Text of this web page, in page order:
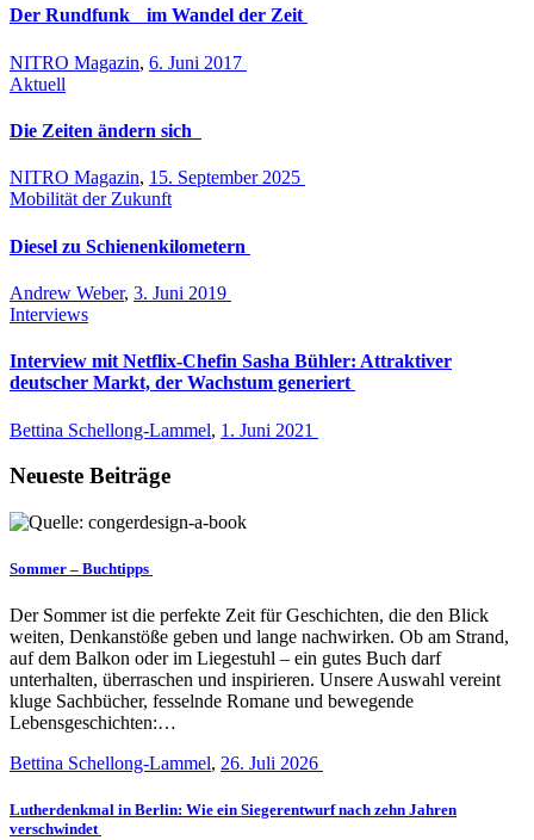
Der Rundfunk im Wandel der Zeit
NITRO Magazin, 6. Juni 2017
Aktuell
Die Zeiten ändern sich
NITRO Magazin, 15. September 2025
Mobilität der Zukunft
Diesel zu Schienenkilometern
Andrew Weber, 3. Juni 2019
Interviews
Interview mit Netflix-Chefin Sasha Bühler: Attraktiver
deutscher Markt, der Wachstum generiert
Bettina Schellong-Lammel, 1. Juni 2021
Neueste Beiträge
Sommer – Buchtipps
Der Sommer ist die perfekte Zeit für Geschichten, die den Blick
weiten, Denkanstöße geben und lange nachwirken. Ob am Strand,
auf dem Balkon oder im Liegestuhl – ein gutes Buch darf
unterhalten, überraschen und inspirieren. Unsere Auswahl vereint
kluge Sachbücher, fesselnde Romane und bewegende
Lebensgeschichten:…
Bettina Schellong-Lammel, 26. Juli 2026
Lutherdenkmal in Berlin: Wie ein Siegerentwurf nach zehn Jahren
verschwindet